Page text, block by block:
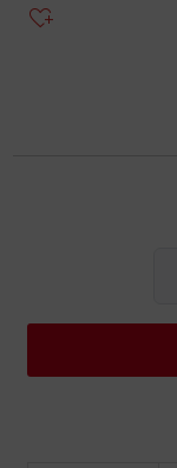
heart_plus